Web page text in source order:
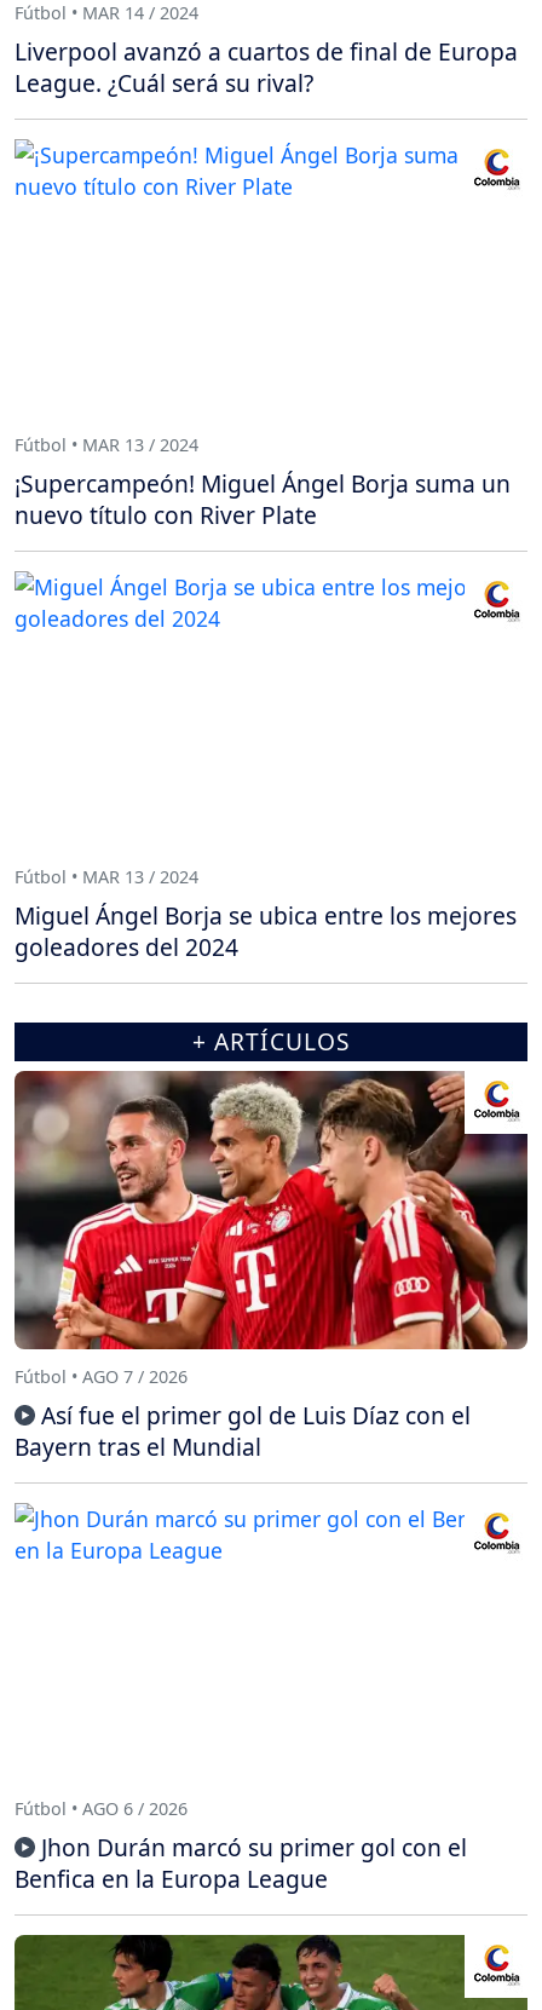
Fútbol • MAR 14 / 2024
Liverpool avanzó a cuartos de final de Europa
League. ¿Cuál será su rival?
Fútbol • MAR 13 / 2024
¡Supercampeón! Miguel Ángel Borja suma un
nuevo título con River Plate
Fútbol • MAR 13 / 2024
Miguel Ángel Borja se ubica entre los mejores
goleadores del 2024
+ ARTÍCULOS
Fútbol • AGO 7 / 2026
Así fue el primer gol de Luis Díaz con el
Bayern tras el Mundial
Fútbol • AGO 6 / 2026
Jhon Durán marcó su primer gol con el
Benfica en la Europa League